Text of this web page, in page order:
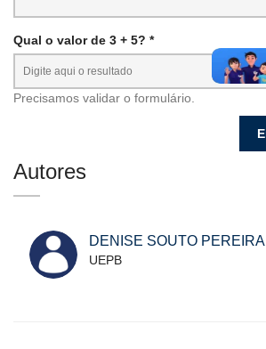
Qual o valor de 3 + 5? *
Precisamos validar o formulário.
Autores
DENISE SOUTO PEREIRA
UEPB